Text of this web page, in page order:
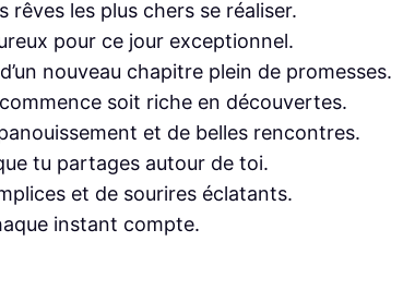
les plus chers se réaliser.
pour ce jour exceptionnel.
nouveau chapitre plein de promesses.
soit riche en découvertes.
et de belles rencontres.
tu partages autour de toi.
et de sourires éclatants.
instant compte.